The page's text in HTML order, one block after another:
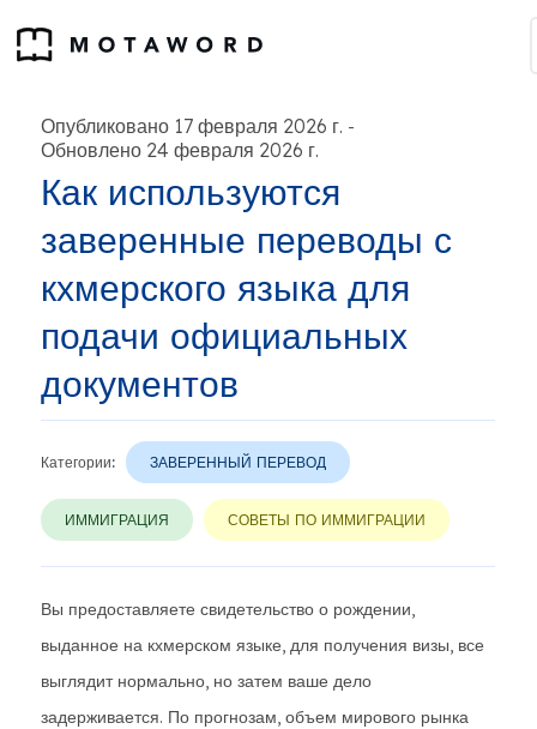
Опубликовано 17 февраля 2026 г. -
Обновлено 24 февраля 2026 г.
Как используются
заверенные переводы с
кхмерского языка для
подачи официальных
документов
Категории: ЗАВЕРЕННЫЙ ПЕРЕВОД
ИММИГРАЦИЯ СОВЕТЫ ПО ИММИГРАЦИИ
Вы предоставляете свидетельство о рождении,
выданное на кхмерском языке, для получения визы, все
выглядит нормально, но затем ваше дело
задерживается. По прогнозам, объем мирового рынка